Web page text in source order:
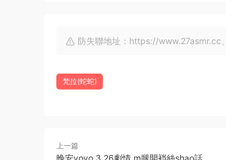
防失聯地址：https://
梵拉(蛇蛇)
上一篇
晚安yoyo 3.26劇情 m腿開裆絲shao話